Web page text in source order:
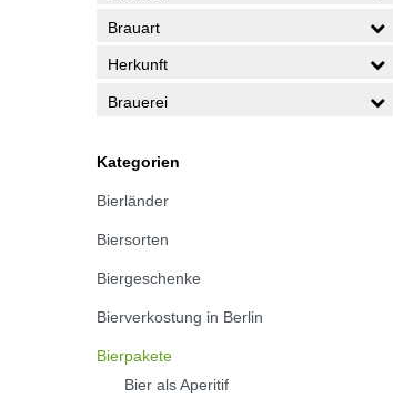
Brauart
Herkunft
Brauerei
Kategorien
Bierländer
Biersorten
Biergeschenke
Bierverkostung in Berlin
Bierpakete
Bier als Aperitif